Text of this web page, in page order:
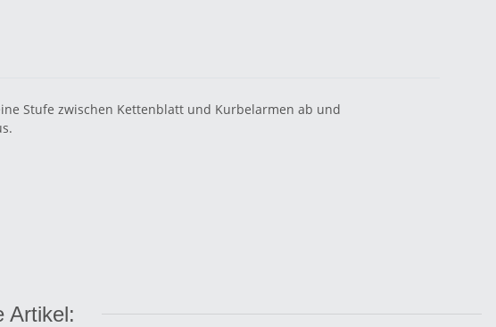
Stufe zwischen Kettenblatt und Kurbelarmen ab und
Artikel: